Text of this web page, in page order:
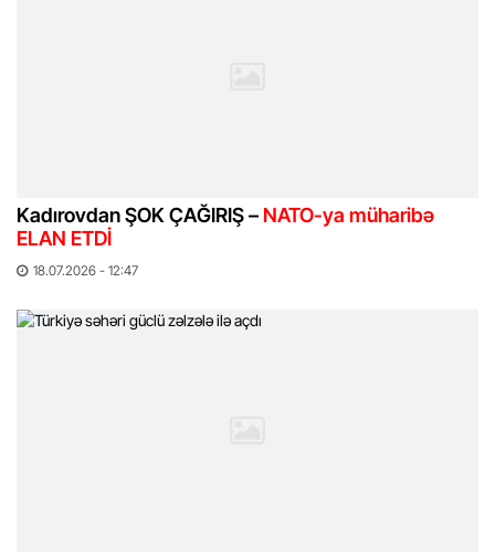
Kadırovdan ŞOK ÇAĞIRIŞ – NATO-ya müharibə
ELAN ETDİ
18.07.2026 - 12:47